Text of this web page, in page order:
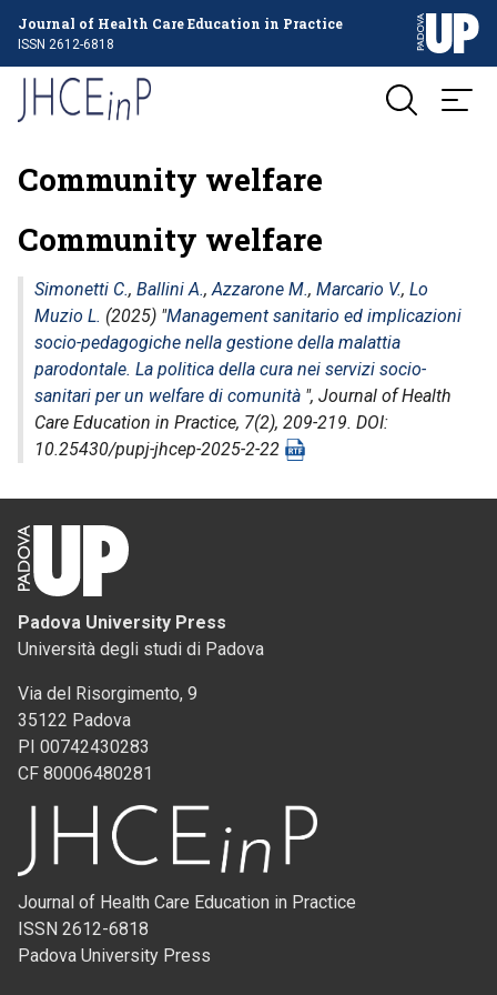
Journal of Health Care Education in Practice
ISSN 2612-6818
Community welfare
Community welfare
Simonetti C., Ballini A.,Azzarone M., Marcario V., Lo
Muzio L. (2025) "Management sanitario ed implicazioni
socio-pedagogiche nella gestione della malattia
parodontale. La politica della cura nei servizi socio-
sanitari per un welfare di comunità ", Journal of Health
Care Education in Practice, 7(2), 209-219. DOI:
10.25430/pupj-jhcep-2025-2-22
Padova University Press
Università degli studi di Padova
Via del Risorgimento, 9
35122 Padova
PI 00742430283
CF 80006480281
Journal of Health Care Education in Practice
ISSN 2612-6818
Padova University Press